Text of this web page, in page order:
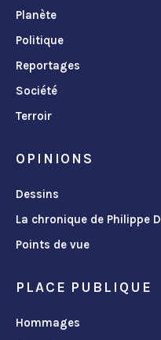
Planète
Politique
Reportages
Société
Terroir
OPINIONS
Dessins
La chronique de Philippe
Points de vue
PLACE PUBLIQUE
Hommages